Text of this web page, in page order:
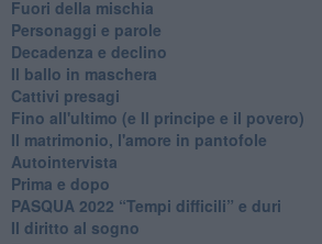
Fuori della mischia
Personaggi e parole
Decadenza e declino
Il ballo in maschera
Cattivi presagi
Fino all'ultimo (e Il principe e il povero)
Il matrimonio, l'amore in pantofole
Autointervista
Prima e dopo
​PASQUA 2022 “Tempi difficili” e duri
Il diritto al sogno